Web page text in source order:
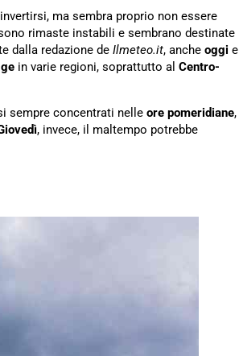
ma sembra proprio non essere
rimaste instabili e sembrano destinate
dalla redazione de Ilmeteo.it, anche oggi e
in varie regioni, soprattutto al Centro-
sempre concentrati nelle ore pomeridiane,
, invece, il maltempo potrebbe